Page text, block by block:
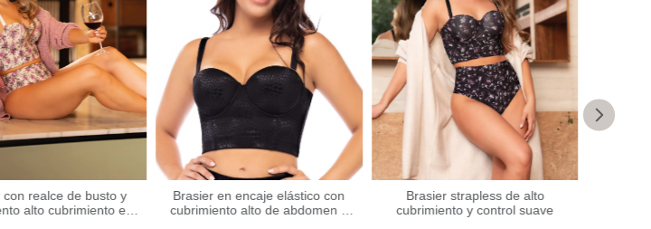
con realce de busto y
alto cubrimiento en
Brasier en encaje elástico con
cubrimiento alto de abdomen y
Brasier strapless de alto
cubrimiento y control suave